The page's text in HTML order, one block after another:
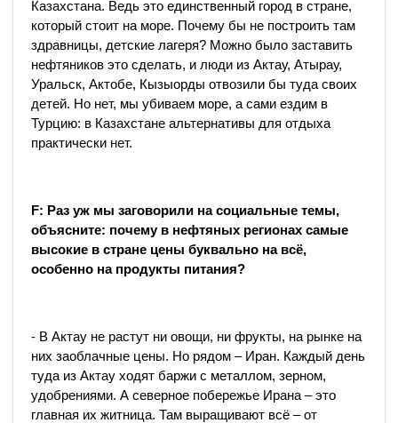
Казахстана. Ведь это единственный город в стране,
который стоит на море. Почему бы не построить там
здравницы, детские лагеря? Можно было заставить
нефтяников это сделать, и люди из Актау, Атырау,
Уральск, Актобе, Кызыорды отвозили бы туда своих
детей. Но нет, мы убиваем море, а сами ездим в
Турцию: в Казахстане альтернативы для отдыха
практически нет.
F: Раз уж мы заговорили на социальные темы,
объясните: почему в нефтяных регионах самые
высокие в стране цены буквально на всё,
особенно на продукты питания?
- В Актау не растут ни овощи, ни фрукты, на рынке на
них заоблачные цены. Но рядом – Иран. Каждый день
туда из Актау ходят баржи с металлом, зерном,
удобрениями. А северное побережье Ирана – это
главная их житница. Там выращивают всё – от